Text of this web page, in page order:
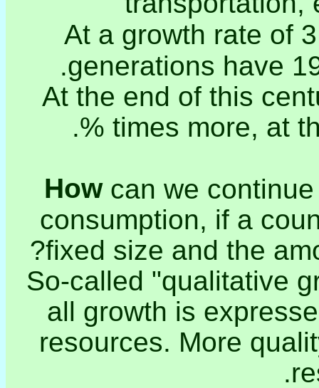
At a growth rate of
generations have
At the end of this
times more, at
Howcan we
consumption, if a
fixed size and the
So-called "qualitative
all growth is
resources. More